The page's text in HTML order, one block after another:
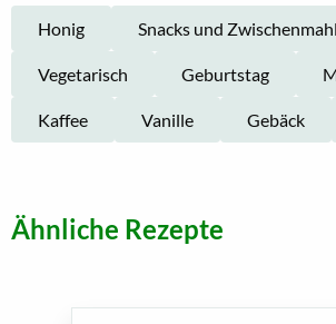
Honig Snacks und
Vegetarisch Geburtstag
Kaffee Vanille Gebäck
Ähnliche Rezepte